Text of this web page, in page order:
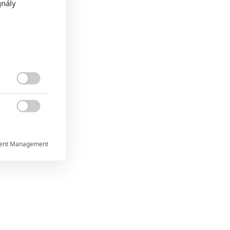

Management